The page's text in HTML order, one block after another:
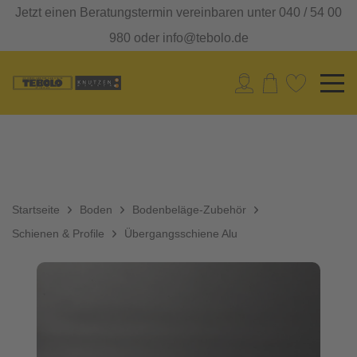
Jetzt einen Beratungstermin vereinbaren unter 040 / 54 00
980 oder info@tebolo.de
Startseite Boden
Bodenbeläge-Zubehör
Schienen & Profile
Übergangsschiene Alu